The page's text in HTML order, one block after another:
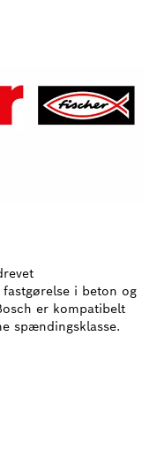
i beton og
er kompatibelt
spændingsklasse.